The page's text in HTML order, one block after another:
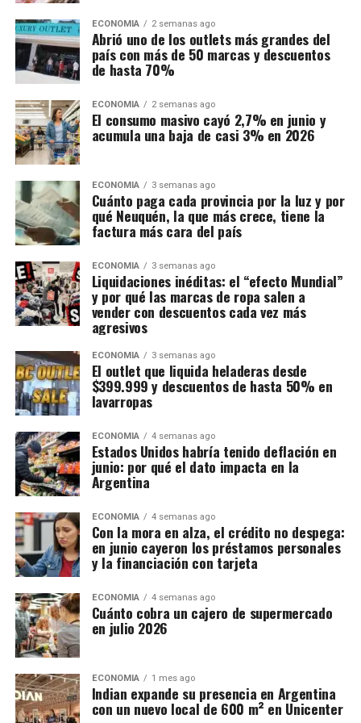
ECONOMIA 2 semanas ago
Abrió uno de los outlets más grandes del
país con más de 50 marcas y descuentos
de hasta 70%
ECONOMIA 2 semanas ago
El consumo masivo cayó 2,7% en junio y
acumula una baja de casi 3% en 2026
ECONOMIA 3 semanas ago
Cuánto paga cada provincia por la luz y por
qué Neuquén, la que más crece, tiene la
factura más cara del país
ECONOMIA 3 semanas ago
Liquidaciones inéditas: el “efecto Mundial”
y por qué las marcas de ropa salen a
vender con descuentos cada vez más
agresivos
ECONOMIA 3 semanas ago
El outlet que liquida heladeras desde
$399.999 y descuentos de hasta 50% en
lavarropas
ECONOMIA 4 semanas ago
Estados Unidos habría tenido deflación en
junio: por qué el dato impacta en la
Argentina
ECONOMIA 4 semanas ago
Con la mora en alza, el crédito no despega:
en junio cayeron los préstamos personales
y la financiación con tarjeta
ECONOMIA 4 semanas ago
Cuánto cobra un cajero de supermercado
en julio 2026
ECONOMIA 1 mes ago
Indian expande su presencia en Argentina
con un nuevo local de 600 m² en Unicenter